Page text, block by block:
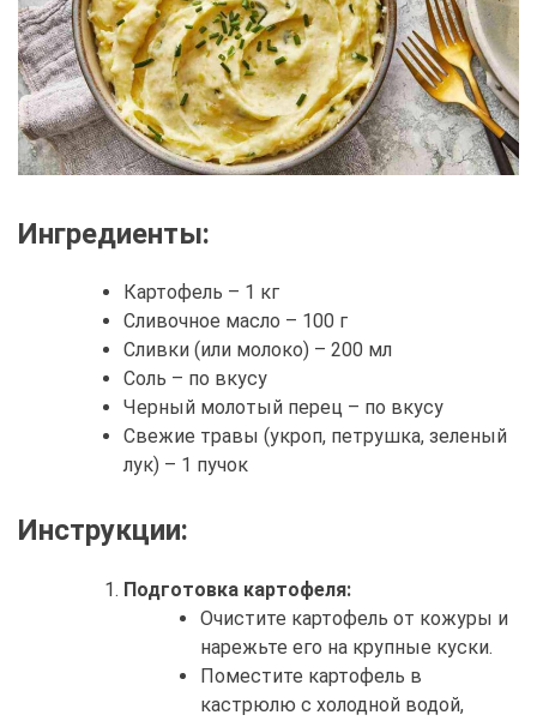
Ингредиенты:
Картофель – 1 кг
Сливочное масло – 100 г
Сливки (или молоко) – 200 мл
Соль – по вкусу
Черный молотый перец – по вкусу
Свежие травы (укроп, петрушка, зеленый
лук) – 1 пучок
Инструкции:
Подготовка картофеля:
Очистите картофель от кожуры и
нарежьте его на крупные куски.
Поместите картофель в
кастрюлю с холодной водой,